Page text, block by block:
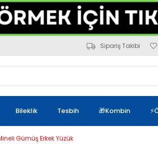
Sipariş Takibi
Bileklik Tesbih 🎁Kombin
Gümüş Erkek Yüzük